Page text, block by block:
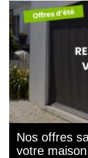
Nos offres
votre